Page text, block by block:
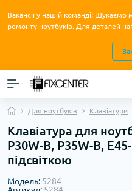
Вакансії у нашій команді! Шукаємо
ремонту ноутбуків. Для деталей
Для ноутбуків Клавіатури
Клавіатура для
P30W-B, P35W-B,
підсвіткою
Модель: 5284